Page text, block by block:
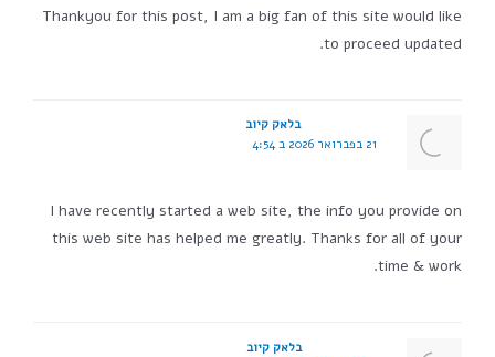
Thankyou for this post, I am a big fan of this site would like
to proceed updated.
בלאק קיוב
21 בפברואר 2026 ב 4:54
I have recently started a web site, the info you provide on
this web site has helped me greatly. Thanks for all of your
time & work.
בלאק קיוב